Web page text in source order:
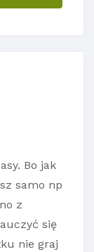
Bo jak
samo np
z
się
nie graj